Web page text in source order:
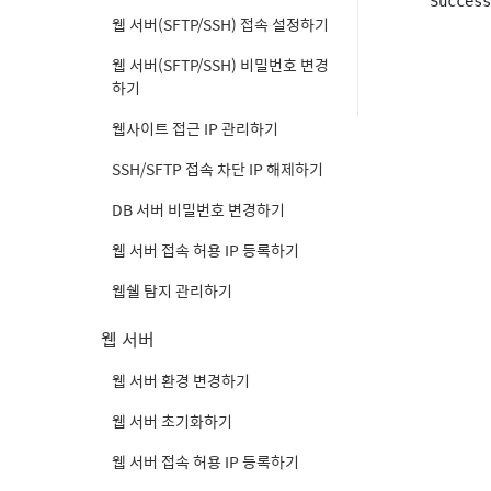
웹 서버(SFTP/SSH) 접속 설정하기
웹 서버(SFTP/SSH) 비밀번호 변경
하기
웹사이트 접근 IP 관리하기
SSH/SFTP 접속 차단 IP 해제하기
DB 서버 비밀번호 변경하기
웹 서버 접속 허용 IP 등록하기
웹쉘 탐지 관리하기
웹 서버
웹 서버 환경 변경하기
웹 서버 초기화하기
웹 서버 접속 허용 IP 등록하기